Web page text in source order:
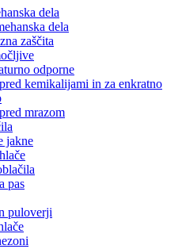
dela
dela
zaščita
odporne
kemikalijami in za enkratno
mrazom
jakne
pas
puloverji